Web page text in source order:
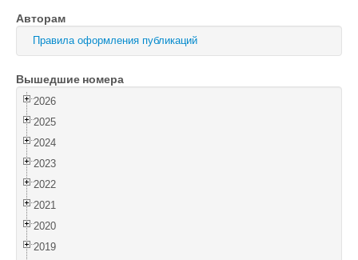
Оптика и спектроскопия
Поиск
Войти
Авторам
Правила оформления публикаций
Вышедшие номера
2026
2025
2024
2023
2022
2021
2020
2019